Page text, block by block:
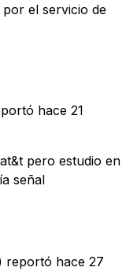
el servicio de
hace 21
pero estudio en
señal
reportó hace 27